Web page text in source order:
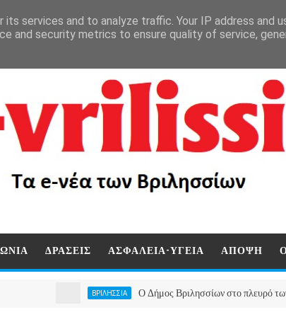
ΔΡΑΣΕΙΣ ΑΣΦΑΛΕΙΑ-ΥΓΕΙΑ ΑΠΟΨΗ
Ο Δήμος Βριλησσίων στο πλευρό των
services and to analyze traffic. Your IP address and
and security metrics to ensure quality of service,